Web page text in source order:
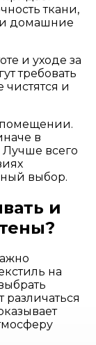
ткани,
домашние
и уходе за
требовать
чистятся и
помещении.
в
Лучше всего
выбор.
и
на
различаться